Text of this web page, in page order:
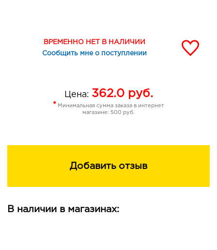
ВРЕМЕННО НЕТ В НАЛИЧИИ
Сообщить мне о поступлении
Цена: 362.0руб.
* Минимальная сумма заказа в интернет
магазине: 500 руб.
Добавить отзыв
В наличии в магазинах: